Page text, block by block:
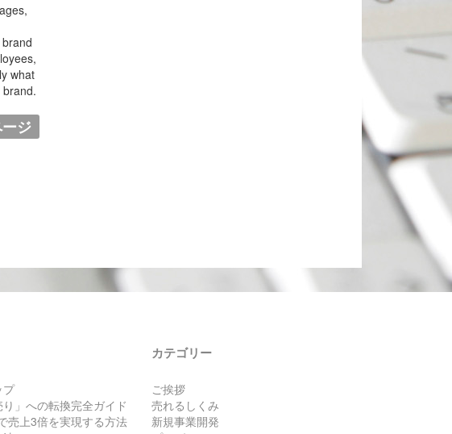
what
ジ
プ
」への転換完全ガイド
売上3倍を実現する方法
カテゴリー
ご挨拶
売れるしくみ
新規事業開発